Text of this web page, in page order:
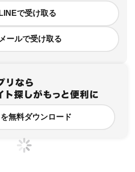
LINEで受け取る
ールで受け取る
無料ダウンロード